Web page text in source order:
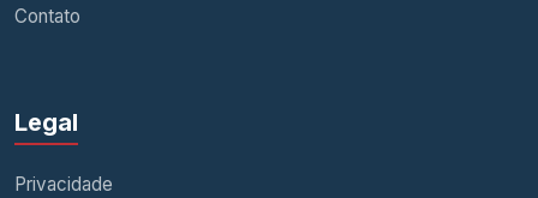
Contato
Legal
Privacidade